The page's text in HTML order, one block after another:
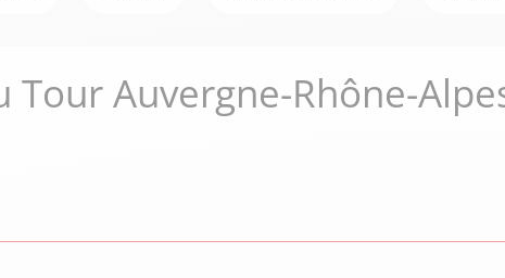
Tour Auvergne-Rhône-